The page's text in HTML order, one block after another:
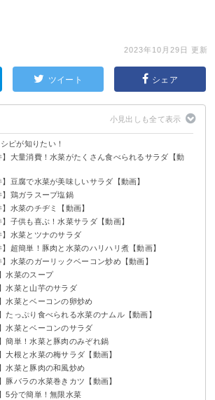
2023年10月29日 更新
ツイート シェア
ピが知りたい！
】大量消費！水菜がたくさん食べられるサラダ【動
】豆腐で水菜が美味しいサラダ【動画】
】鶏ガラスープ塩鍋
】水菜のチヂミ【動画】
】子供も喜ぶ！水菜サラダ【動画】
】水菜とツナのサラダ
】超簡単！豚肉と水菜のハリハリ煮【動画】
】水菜のガーリックベーコン炒め【動画】
水菜のスープ
水菜と山芋のサラダ
水菜とベーコンの卵炒め
たっぷり食べられる水菜のナムル【動画】
水菜とベーコンのサラダ
簡単！水菜と豚肉のみぞれ鍋
大根と水菜の梅サラダ【動画】
水菜と豚肉の和風炒め
豚バラの水菜巻きカツ【動画】
5分で簡単！無限水菜